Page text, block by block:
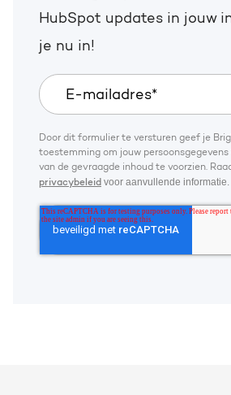
HubSpot updates in jouw
je nu in!
Door dit formulier te versturen geef je
toestemming om jouw
van de gevraagde inhoud te voorzien.
privacybeleid voor aanvullende informatie.